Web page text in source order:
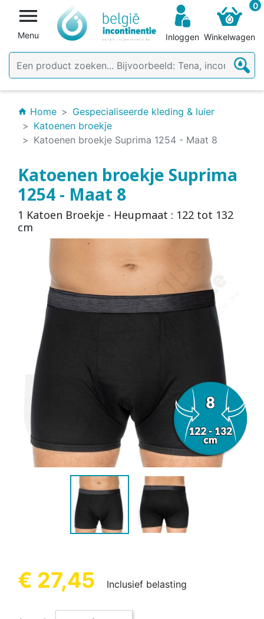

Menu Inloggen
0
Winkelwagen
home Home
Gespecialiseerde kleding & luier
Katoenen broekje
Katoenen broekje Suprima 1254 - Maat 8
Katoenen broekje Suprima
1254 - Maat 8
1 Katoen Broekje - Heupmaat : 122 tot 132
cm
€ 27,45 Inclusief belasting